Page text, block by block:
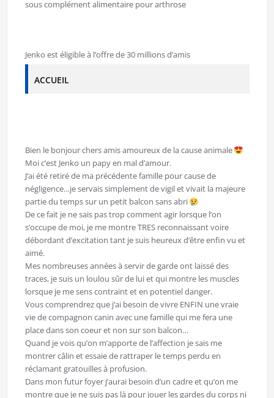
sous complément alimentaire pour arthrose
Jenko est éligible à l’offre de 30 millions d’amis
ACCUEIL
Bien le bonjour chers amis amoureux de la cause animale
Moi c’est Jenko un papy en mal d’amour.
J’ai été retiré de ma précédente famille pour cause de
négligence…je servais simplement de vigil et vivait la majeure
partie du temps sur un petit balcon sans abri
De ce fait je ne sais pas trop comment agir lorsque l’on
s’occupe de moi, je me montre TRES reconnaissant voire
débordant d’excitation tant je suis heureux d’être enfin vu et
aimé.
Mes nombreuses années à servir de garde ont laissé des
traces, je suis un loulou sûr de lui et qui montre les muscles
lorsque je me sens contraint et en potentiel danger.
Vous comprendrez que j’ai besoin de vivre ENFIN une vraie
vie de compagnon canin avec une famille qui me fera une
place dans son coeur et non sur son balcon…
Quand je vois qu’on m’apporte de l’affection je sais me
montrer câlin et essaie de rattraper le temps perdu en
réclamant gratouilles à profusion.
Dans mon futur foyer j’aurai besoin d’un cadre et qu’on me
montre que je ne suis pas là pour jouer les gardes du corps ni